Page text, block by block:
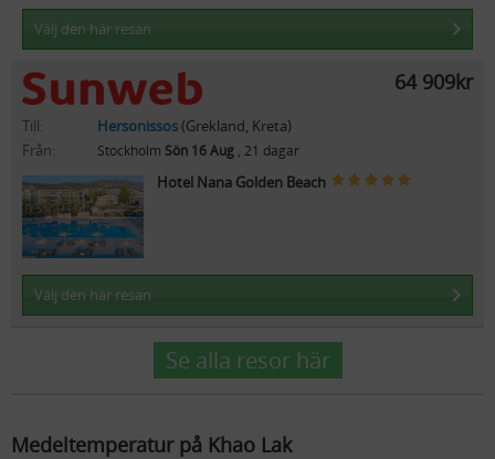
Välj den här resan
64 909kr
Till: Hersonissos(Grekland, Kreta)
Från:
Stockholm Sön 16 Aug , 21 dagar
Hotel Nana Golden Beach
Välj den här resan
Se alla resor här
Medeltemperatur på Khao Lak